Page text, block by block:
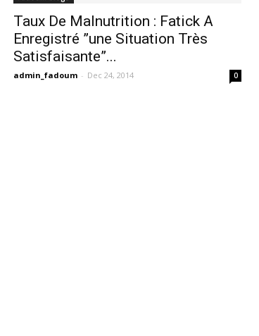
Taux De Malnutrition : Fatick A
Enregistré ”une Situation Très
Satisfaisante”...
admin_fadoum - Dec 24, 2014 0